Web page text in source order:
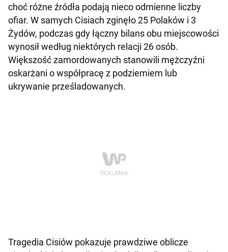
choć różne źródła podają nieco odmienne liczby
ofiar. W samych Cisiach zginęło 25 Polaków i 3
Żydów, podczas gdy łączny bilans obu miejscowości
wynosił według niektórych relacji 26 osób.
Większość zamordowanych stanowili mężczyźni
oskarżani o współpracę z podziemiem lub
ukrywanie prześladowanych.
Tragedia Cisiów pokazuje prawdziwe oblicze